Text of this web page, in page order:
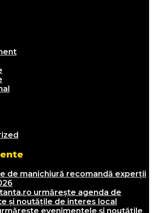
de manichiură recomandă experții
urmărește agenda de
și noutățile de interes local
evenimentele și noutățile